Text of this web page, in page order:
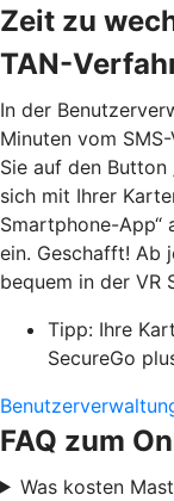
Zeit zu
TAN-
In der
Minuten vom
Sie auf den Button
sich mit Ihrer
Smartphone-App“
ein. Geschafft! Ab
bequem in der VR
Tipp: Ihre
SecureGo
FAQ zum
Was kosten